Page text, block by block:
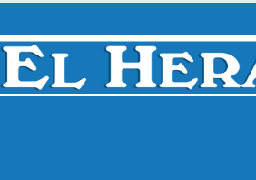
Skip
content